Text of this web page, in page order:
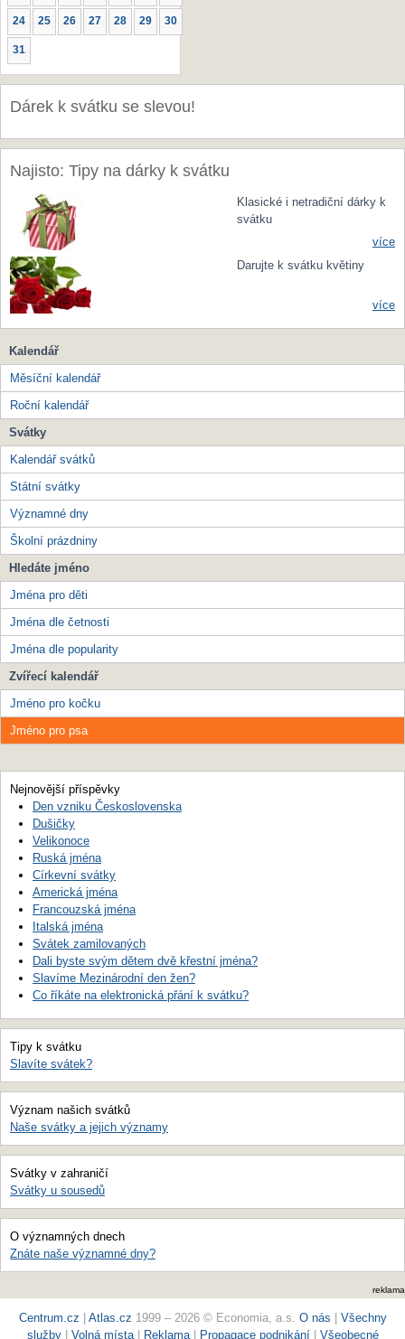
24 25 26 27 28 29 30
31
Dárek k svátku se slevou!
Najisto: Tipy na dárky k svátku
Klasické i netradiční dárky k
svátku
více
Darujte k svátku květiny
více
Kalendář
Měsíční kalendář
Roční kalendář
Svátky
Kalendář svátků
Státní svátky
Významné dny
Školní prázdniny
Hledáte jméno
Jména pro děti
Jména dle četnosti
Jména dle popularity
Zvířecí kalendář
Jméno pro kočku
Jméno pro psa
Nejnovější příspěvky
Den vzniku Československa
Dušičky
Velikonoce
Ruská jména
Církevní svátky
Americká jména
Francouzská jména
Italská jména
Svátek zamilovaných
Dali byste svým dětem dvě křestní jména?
Slavíme Mezinárodní den žen?
Co říkáte na elektronická přání k svátku?
Tipy k svátku
Slavíte svátek?
Význam našich svátků
Naše svátky a jejich významy
Svátky v zahraničí
Svátky u sousedů
O významných dnech
Znáte naše významné dny?
reklama
Centrum.cz Atlas.cz 1999 – 2026 © Economia, a.s. O nás
Všechny
služby
Volná místa| Reklama Propagace podnikání| Všeobecné